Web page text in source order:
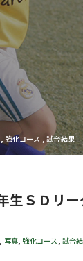
, 強化コース ,試合結果
生ＳＤリ
, 写真, 強化コース , 試合